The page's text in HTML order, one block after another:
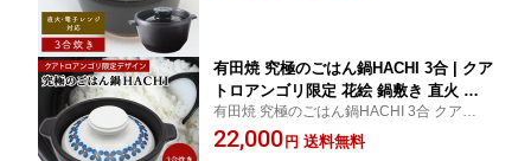
有田焼 究極のごはん鍋HACHI 3合 | クア
トロアンゴリ限定 花絵 鍋敷き 直火 電
子レンジ 日本製 ごはん鍋 ご飯鍋 ごは
んなべ 大慶 土鍋 キッチン雑貨 調理器
有田焼 究極のごはん鍋HACHI 3合 クアトロ
アンゴリ限定 花絵 鍋敷き 直火 電子レンジ
日本製 ごはん鍋 ご飯鍋 ごはんなべ 大慶 土
22,000 円 送料無料